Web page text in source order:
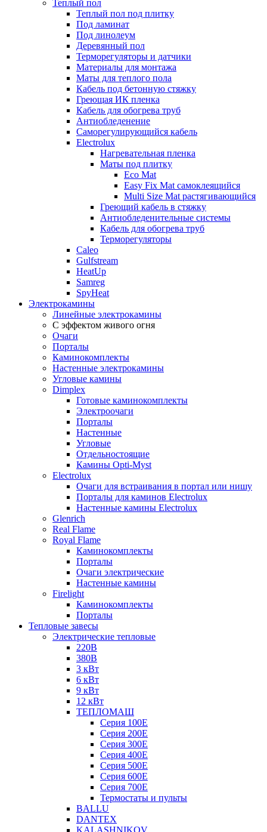
Теплый пол
Теплый пол под плитку
Под ламинат
Под линолеум
Деревянный пол
Терморегуляторы и датчики
Материалы для монтажа
Маты для теплого пола
Кабель под бетонную стяжку
Греющая ИК пленка
Кабель для обогрева труб
Антиобледенение
Саморегулирующийся кабель
Electrolux
Нагревательная пленка
Маты под плитку
Eco Mat
Easy Fix Mat самоклеящийся
Multi Size Mat растягивающийся
Греющий кабель в стяжку
Антиобледенительные системы
Кабель для обогрева труб
Терморегуляторы
Caleo
Gulfstream
HeatUp
Samreg
SpyHeat
Электрокамины
Линейные электрокамины
С эффектом живого огня
Очаги
Порталы
Каминокомплекты
Настенные электрокамины
Угловые камины
Dimplex
Готовые каминокомплекты
Электроочаги
Порталы
Настенные
Угловые
Отдельностоящие
Камины Opti-Myst
Electrolux
Очаги для встраивания в портал или нишу
Порталы для каминов Electrolux
Настенные камины Electrolux
Glenrich
Rеal Flame
Royal Flame
Каминокомплекты
Порталы
Очаги электрические
Настенные камины
Firelight
Каминокомплекты
Порталы
Тепловые завесы
Электрические тепловые
220В
380В
3 кВт
6 кВт
9 кВт
12 кВт
ТЕПЛОМАШ
Серия 100E
Серия 200E
Серия 300E
Серия 400E
Серия 500E
Серия 600E
Серия 700E
Термостаты и пульты
BALLU
DANTEX
KALASHNIKOV